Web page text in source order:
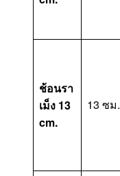
ช้อนรา
เม็ง 13
cm.
13 ซม.